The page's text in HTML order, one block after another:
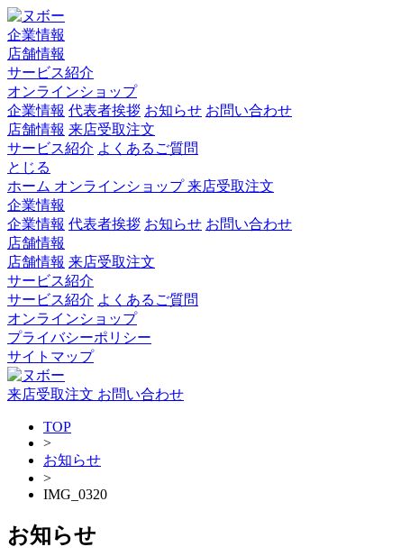
企業情報
店舗情報
サービス紹介
オンラインショップ
企業情報 代表者挨拶 お知らせ お問い合わせ
店舗情報 来店受取注文
サービス紹介 よくあるご質問
とじる
ホーム オンラインショップ来店受取注文
企業情報
企業情報 代表者挨拶 お知らせ お問い合わせ
店舗情報
店舗情報 来店受取注文
サービス紹介
サービス紹介 よくあるご質問
オンラインショップ
プライバシーポリシー
サイトマップ
来店受取注文 お問い合わせ
TOP
>
お知らせ
>
IMG_0320
お知らせ